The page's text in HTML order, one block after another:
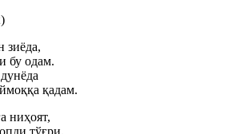
зиёда,
бу одам.
қадам.
ниҳоят,
тўғри.